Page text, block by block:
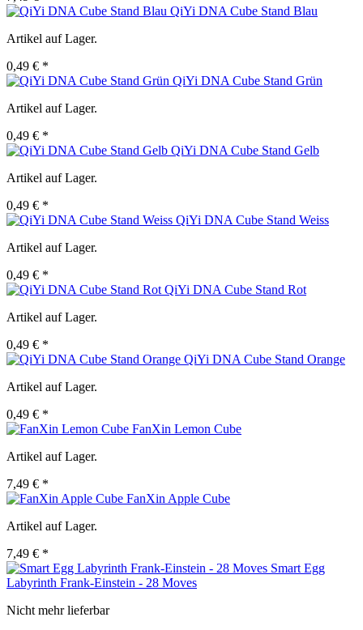
QiYi DNA Cube Stand Blau
Artikel auf Lager.
0,49 € *
QiYi DNA Cube Stand Grün
Artikel auf Lager.
0,49 € *
QiYi DNA Cube Stand Gelb
Artikel auf Lager.
0,49 € *
QiYi DNA Cube Stand Weiss
Artikel auf Lager.
0,49 € *
QiYi DNA Cube Stand Rot
Artikel auf Lager.
0,49 € *
QiYi DNA Cube Stand Orange
Artikel auf Lager.
0,49 € *
FanXin Lemon Cube
Artikel auf Lager.
7,49 € *
FanXin Apple Cube
Artikel auf Lager.
7,49 € *
Smart Egg
Labyrinth Frank-Einstein - 28 Moves
Nicht mehr lieferbar